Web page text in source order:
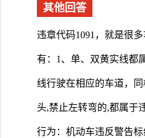
其他回答
违章代码1091，就是很
有：1、单、双黄实线都
线行驶在相应的车道，
头,禁止左转弯的,都属于
行为：机动车违反警告